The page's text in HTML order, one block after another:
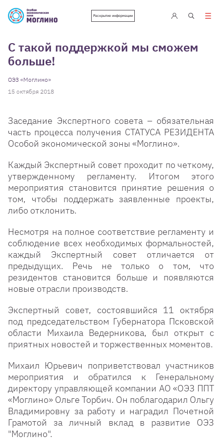
Раскрытие информации
С такой поддержкой мы сможем
больше!
ОЭЗ «Моглино»
15 октября 2018
Заседание Экспертного совета – обязательная
часть процесса получения СТАТУСА РЕЗИДЕНТА
Особой экономической зоны «Моглино».
Каждый Экспертный совет проходит по четкому,
утвержденному регламенту. Итогом этого
мероприятия становится принятие решения о
том, чтобы поддержать заявленные проекты,
либо отклонить.
Несмотря на полное соответствие регламенту и
соблюдение всех необходимых формальностей,
каждый Экспертный совет отличается от
предыдущих. Речь не только о том, что
резидентов становится больше и появляются
новые отрасли производств.
Экспертный совет, состоявшийся 11 октября
под председательством Губернатора Псковской
области Михаила Ведерникова, был открыт с
приятных новостей и торжественных моментов.
Михаил Юрьевич поприветствовал участников
мероприятия и обратился к Генеральному
директору управляющей компании АО «ОЭЗ ППТ
«Моглино» Ольге Торбич. Он поблагодарил Ольгу
Владимировну за работу и наградил Почетной
Грамотой за личный вклад в развитие ОЭЗ
"Моглино".